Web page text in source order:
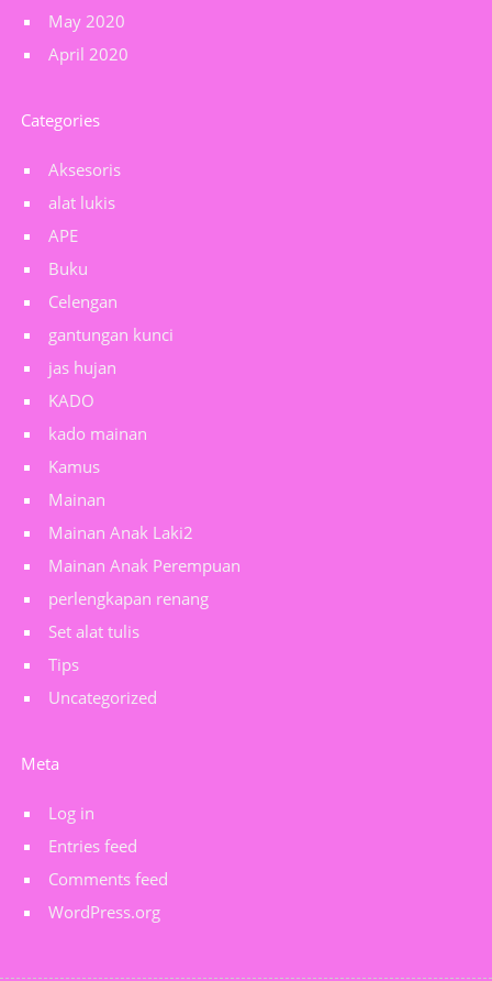
May 2020
April 2020
Categories
Aksesoris
alat lukis
APE
Buku
Celengan
gantungan kunci
jas hujan
KADO
kado mainan
Kamus
Mainan
Mainan Anak Laki2
Mainan Anak Perempuan
perlengkapan renang
Set alat tulis
Tips
Uncategorized
Meta
Log in
Entries feed
Comments feed
WordPress.org